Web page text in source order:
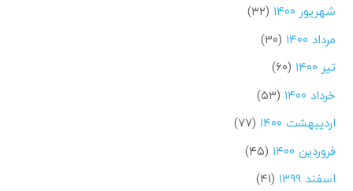
شهریور ۱۴۰۰
(۳۲)
مرداد ۱۴۰۰
(۳۰)
تیر ۱۴۰۰
(۶۰)
خرداد ۱۴۰۰
(۵۳)
اردیبهشت ۱۴۰۰
(۷۷)
فروردین ۱۴۰۰
(۴۵)
اسفند ۱۳۹۹
(۴۱)